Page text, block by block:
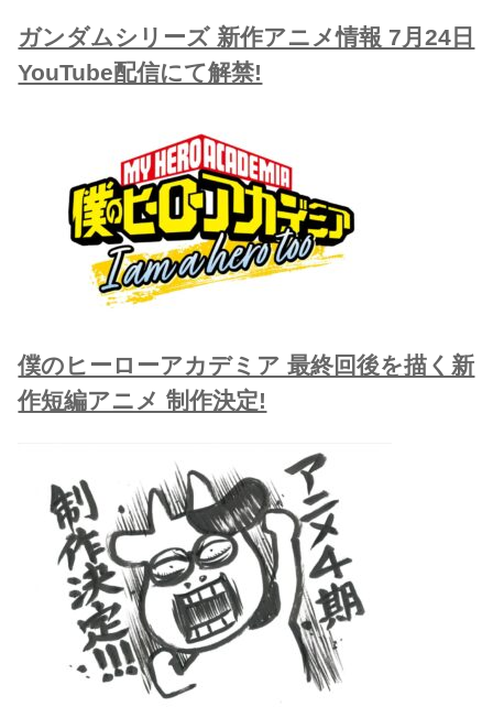
ガンダムシリーズ 新作アニメ情報 7月24日
YouTube配信にて解禁!
僕のヒーローアカデミア 最終回後を描く新
作短編アニメ 制作決定!